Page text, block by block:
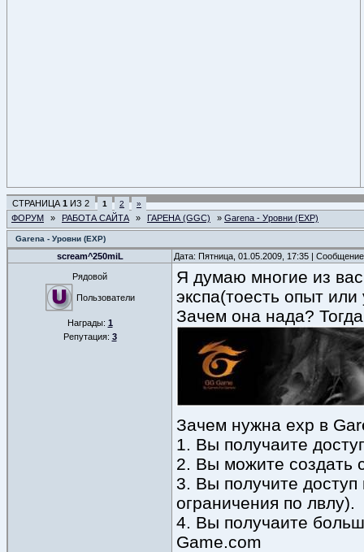
СТРАНИЦА 1 ИЗ 2 1 2 »
ФОРУМ » РАБОТА САЙТА » ГАРЕНА (GGC) » Garena - Уровни (EXP)
Garena - Уровни (EXP)
scream^250miL Дата: Пятница, 01.05.2009, 17:35 |
Рядовой
Пользователи
Награды: 1
Репутация: 3
Я думаю многие из
экспа(тоесть опыт
Зачем она нада?
Зачем нужна exp в
1. Вы получаите
2. Вы можите создать
3. Вы получите
ограничения по лвлу).
4. Вы получаите
Game.com